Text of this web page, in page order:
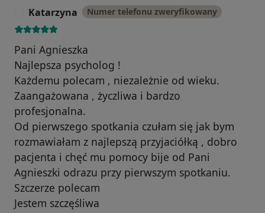
-osoby borykające się z zaburzeniami odżywiania
(anoreksja, bulimia, kompulsywne objadanie się,
ortoreksja itd.);
-osoby pragnące trwale zmienić swoje nawyki
żywieniowe, co zaowocuje poprawą zdrowia,
samopoczucia i wyglądu;
-osoby, które podejrzewają, że ich problemy z
odżywianiem wiążą się z trudnościami natury
psychologicznej – przewlekłym stresem,
traumatycznymi wydarzeniami, problemami w pracy,
rodzinie, związku itd.;
-osoby, które z powodu problemów z masą ciała
borykają się ze społeczną dyskryminacją, niskim
poczuciem własnej wartości, trudnościami w relacjach
społecznych i partnerskich.
Katarzyna Numer telefonu zweryfikowany
Pani Agnieszka
Najlepsza psycholog !
Każdemu polecam , niezależnie od wieku.
Zaangażowana , życzliwa i bardzo
profesjonalna.
Od pierwszego spotkania czułam się jak bym
rozmawiałam z najlepszą przyjaciółką , dobro
pacjenta i chęć mu pomocy bije od Pani
Agnieszki odrazu przy pierwszym spotkaniu.
Szczerze polecam
Jestem szczęśliwa